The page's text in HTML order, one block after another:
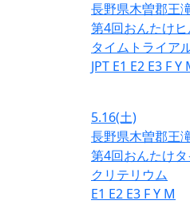
長野県木曽郡王
第4回おんたけ
タイムトライア
JPT E1 E2 E3 FY
5.16(土)
長野県木曽郡王
第4回おんたけ
クリテリウム
E1 E2 E3 FY M